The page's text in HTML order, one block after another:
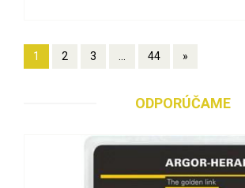
1 2 3 ... 44 »
ODPORÚČAME